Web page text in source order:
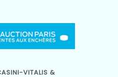
VITALIS &